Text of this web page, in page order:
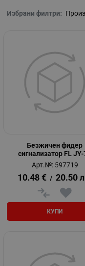
Избрани филтри:
Безжичен фидер
сигнализатор FL
Арт.№: 597719
10.48 € / 20.50
КУПИ